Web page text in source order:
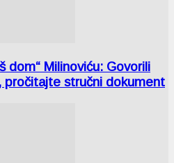
dom“ Milinoviću: Govorili
pročitajte stručni dokument